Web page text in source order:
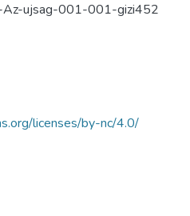
ujsag-001-001-gizi452
licenses/by-nc/4.0/